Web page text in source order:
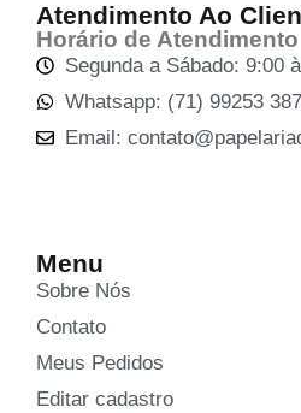
Atendimento Ao
Horário de Atendimento
Segunda a Sábado: 9:00
Whatsapp: (71) 99253
Email:
Menu
Sobre Nós
Contato
Meus Pedidos
Editar cadastro